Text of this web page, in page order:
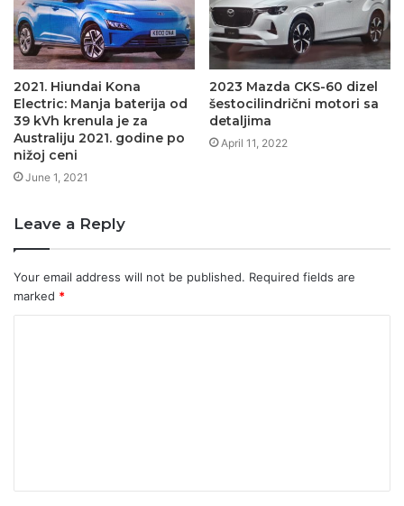
2021. Hiundai Kona
Electric: Manja baterija od
39 kVh krenula je za
Australiju 2021. godine po
nižoj ceni
June 1, 2021
2023 Mazda CKS-60 dizel
šestocilindrični motori sa
detaljima
April 11, 2022
Leave a Reply
Your email address will not be published. Required fields are
marked *
t